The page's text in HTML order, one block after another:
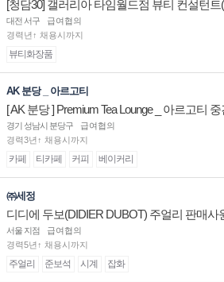
[청담30] 갤러리아 타임월드점 뷰티 컨설턴
채용
대전 서구
급여협의
경력년↑ 채용시까지
뷰티화장품
AK 분당 _ 아르고티
[ AK 분당 ] Premium Tea Lounge _ 아르고티
경기 성남시 분당구
급여협의
경력3년↑ 채용시까지
카페 티카페 커피 베이커리
㈜세정
디디에 두보(DIDIER DUBOT) 주얼리 판매사
서울 지점
급여협의
경력5년↑ 채용시까지
주얼리 준보석 시계 잡화